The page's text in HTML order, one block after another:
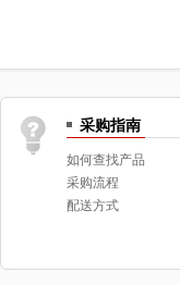
采购指南
如何查找产品
采购流程
配送方式